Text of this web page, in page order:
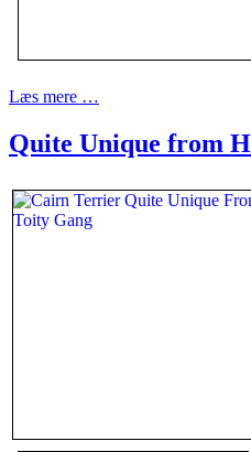
Læs mere …
Quite Unique from